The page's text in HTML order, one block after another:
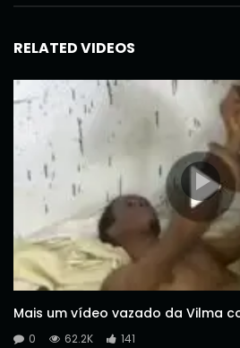
RELATED VIDEOS
Mais um vídeo vazado da Vilma
0 62.2K 141